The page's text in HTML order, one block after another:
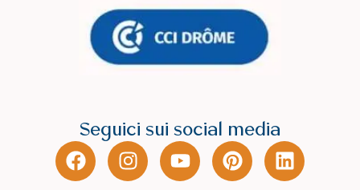
Seguici sui social media
F
a
I
n
Y
o
P
i
L
i